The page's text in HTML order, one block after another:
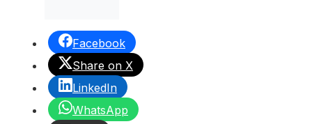
Facebook
Share on X
LinkedIn
WhatsApp